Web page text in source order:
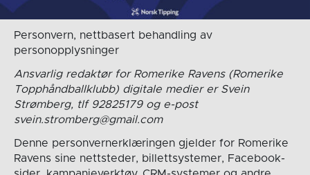
Personvern, nettbasert behandling av
personopplysninger
Ansvarlig redaktør for Romerike Ravens (Romerike
Topphåndballklubb) digitale medier er Svein
Strømberg, tlf 92825179 og e-post
svein.stromberg@gmail.com
Denne personvernerklæringen gjelder for Romerike
Ravens sine nettsteder, billettsystemer, Facebook-